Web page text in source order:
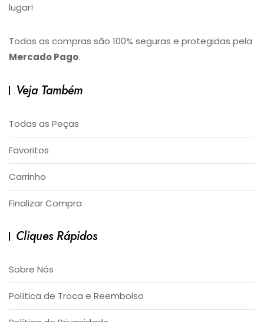
lugar!
Todas as compras são 100% seguras e protegidas pela
Mercado Pago.
Veja Também
Todas as Peças
Favoritos
Carrinho
Finalizar Compra
Cliques Rápidos
Sobre Nós
Política de Troca e Reembolso